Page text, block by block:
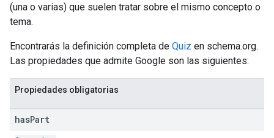
(una o varias) que suelen tratar sobre el mismo concepto o
tema.
Encontrarás la definición completa de Quiz en schema.org.
Las propiedades que admite Google son las siguientes:
Propiedades obligatorias
hasPart